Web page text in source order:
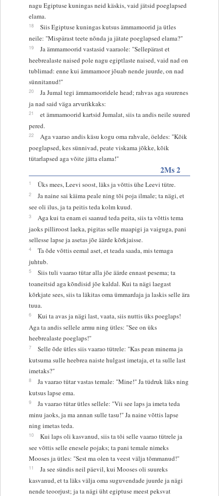
nagu Egiptuse kuningas neid käskis, vaid jätsid poeglapsed
elama.
18
Siis Egiptuse kuningas kutsus ämmamoorid ja ütles
neile: "Mispärast teete nõnda ja jätate poeglapsed elama?"
19
Ja ämmamoorid vastasid vaaraole: "Sellepärast et
heebrealaste naised pole nagu egiptlaste naised, vaid nad on
tublimad: enne kui ämmamoor jõuab nende juurde, on nad
sünnitanud!"
20
Ja Jumal tegi ämmamooridele head; rahvas aga suurenes
ja nad said väga arvurikkaks:
21
et ämmamoorid kartsid Jumalat, siis ta andis neile suured
pered.
22
Aga vaarao andis käsu kogu oma rahvale, öeldes: "Kõik
poeglapsed, kes sünnivad, peate viskama jõkke, kõik
tütarlapsed aga võite jätta elama!"
2Ms 2
1 Üks mees, Leevi soost, läks ja võttis ühe Leevi tütre.
2
Ja naine sai käima peale ning tõi poja ilmale; ta nägi, et
see oli ilus, ja ta peitis teda kolm kuud.
3
Aga kui ta enam ei saanud teda peita, siis ta võttis tema
jaoks pilliroost laeka, pigitas selle maapigi ja vaiguga, pani
sellesse lapse ja asetas jõe äärde kõrkjaisse.
4
Ta õde võttis eemal aset, et teada saada, mis temaga
juhtub.
5
Siis tuli vaarao tütar alla jõe äärde ennast pesema; ta
toaneitsid aga kõndisid jõe kaldal. Kui ta nägi laegast
kõrkjate sees, siis ta läkitas oma ümmardaja ja laskis selle ära
tuua.
6
Kui ta avas ja nägi last, vaata, siis nuttis üks poeglaps!
Aga ta andis sellele armu ning ütles: "See on üks
heebrealaste poeglaps!"
7
Selle õde ütles siis vaarao tütrele: "Kas pean minema ja
kutsuma sulle heebrea naiste hulgast imetaja, et ta sulle last
imetaks?"
8
Ja vaarao tütar vastas temale: "Mine!" Ja tüdruk läks ning
kutsus lapse ema.
9
Ja vaarao tütar ütles sellele: "Vii see laps ja imeta teda
minu jaoks, ja ma annan sulle tasu!" Ja naine võttis lapse
ning imetas teda.
10
Kui laps oli kasvanud, siis ta tõi selle vaarao tütrele ja
see võttis selle enesele pojaks; ta pani temale nimeks
Mooses ja ütles: "Sest ma olen ta veest välja tõmmanud!"
11
Ja see sündis neil päevil, kui Mooses oli suureks
kasvanud, et ta läks välja oma suguvendade juurde ja nägi
nende teoorjust; ja ta nägi üht egiptuse meest peksvat